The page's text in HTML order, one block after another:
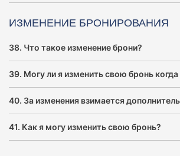
ИЗМЕНЕНИЕ БРОНИРОВАНИЯ
38. Что такое изменение брони?
39. Могу ли я изменить свою бронь когда
40. За изменения взимается
41. Как я могу изменить свою бронь?